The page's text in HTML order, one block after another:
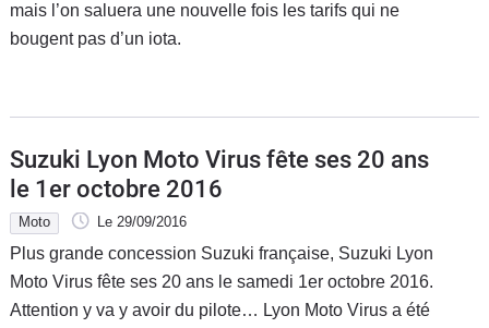
mais l’on saluera une nouvelle fois les tarifs qui ne
bougent pas d’un iota.
Suzuki Lyon Moto Virus fête ses 20 ans
le 1er octobre 2016
Moto Le 29/09/2016
Plus grande concession Suzuki française, Suzuki Lyon
Moto Virus fête ses 20 ans le samedi 1er octobre 2016.
Attention y va y avoir du pilote… Lyon Moto Virus a été